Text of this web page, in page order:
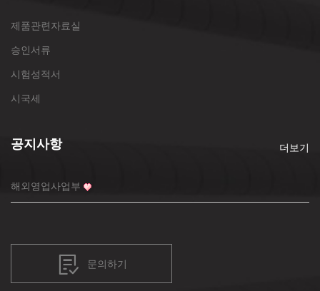
제품관련자료실
승인서류
시험성적서
시국세
공지사항
해외영업사업부
더보기
문의하기